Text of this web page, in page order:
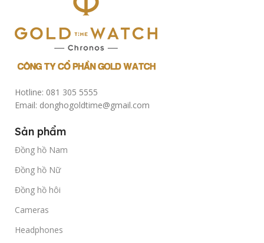
Hotline: 081 305 5555
Email: donghogoldtime@gmail.com
Sản phẩm
Đồng hồ Nam
Đồng hồ Nữ
Đồng hồ hôi
Cameras
Headphones